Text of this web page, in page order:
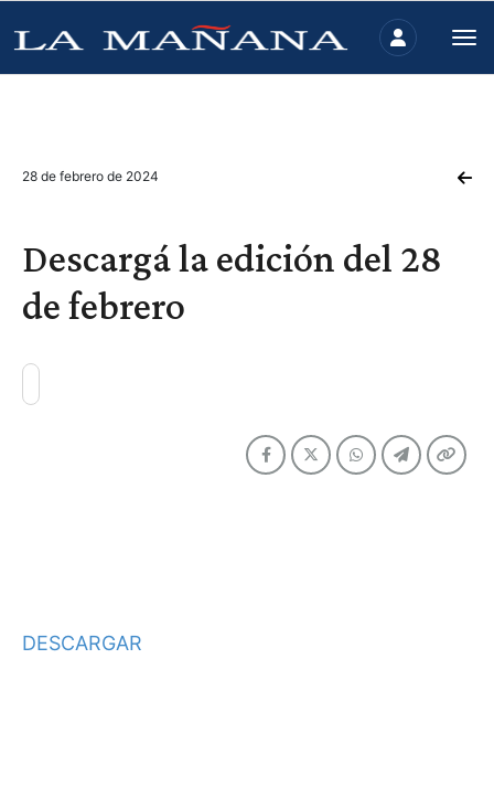
28 de febrero de 2024
Descargá la edición del 28
de febrero
DESCARGAR